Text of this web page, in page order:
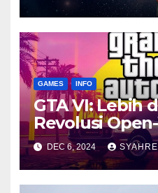
GAMES INFO
GTA VI: Lebih
Revolusi
DEC 6, 2024